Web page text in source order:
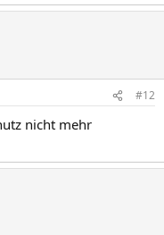
#12
nicht mehr